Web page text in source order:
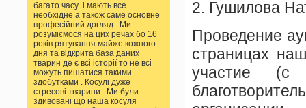
багато часу і мають все
необхідне а також саме основне
професійний догляд . Ми
розуміємося на цих речах бо 16
років рятування майже кожного
дня та відкрита база даних
тварин де є всі історії то не всі
можуть пишатися такими
здобутками . Косулі дуже
стресові тварини . Ми були
здивовані що наша косуля
2. Гушилова
Проведение
страницах
участие